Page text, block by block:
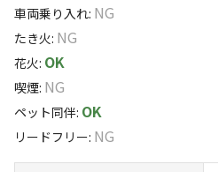
車両乗り入れ: NG
たき火: NG
花火: OK
喫煙: NG
ペット同伴: OK
リードフリー: NG
#アスレチック・遊具
#ファミリーにおすすめ
#夜景
#携帯電波あり
キャンペーン